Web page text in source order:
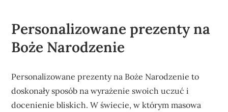
Personalizowane prezenty na
Boże Narodzenie
Personalizowane prezenty na Boże Narodzenie to
doskonały sposób na wyrażenie swoich uczuć i
docenienie bliskich. W świecie, w którym masowa